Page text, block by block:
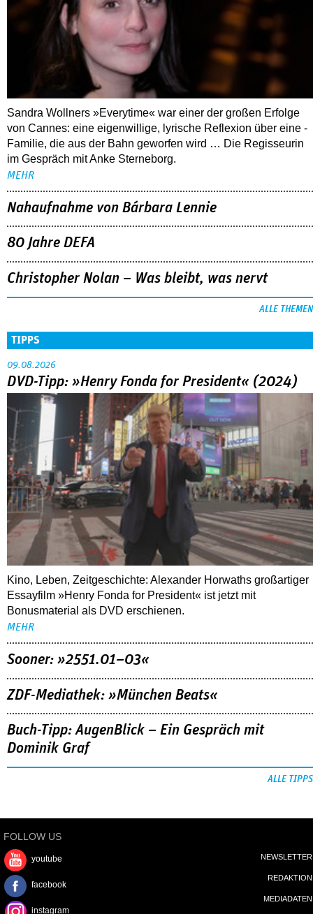
Sandra Wollners »Everytime« war einer der großen Erfolge
von Cannes: eine eigenwillige, lyrische Reflexion über eine ­
Familie, die aus der Bahn geworfen wird … Die Regisseurin
im Gespräch mit Anke Sterneborg.
MEHR
Nahaufnahme von Bárbara Lennie
80 Jahre DEFA
Christopher Nolan – Was bleibt, was nervt
ALLE THEMEN
TIPPS
09.08.2026
DVD-Tipp: »Henry Fonda for President« (2024)
Kino, Leben, Zeitgeschichte: Alexander Horwaths großartiger
Essayfilm »Henry Fonda for President« ist jetzt mit
Bonusmaterial als DVD erschienen.
MEHR
Sooner: »2551.01–03«
ZDF-Mediathek: »München Beats«
Buch-Tipp: AugenBlick – Ein Gespräch mit
Dominik Graf
ALLE TIPPS
FOLLOW US
youtube
facebook
instagram
NEWSLETTER
REDAKTION
MEDIADATEN